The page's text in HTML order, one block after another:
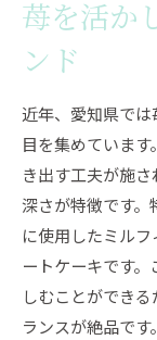
苺を活か
ンド
近年、愛知県で
目を集めていま
き出す工夫が施
深さが特徴です
に使用したミル
ートケーキです
しむことができ
ランスが絶品で